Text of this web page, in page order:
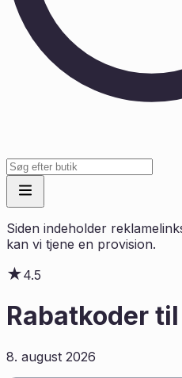
Siden indeholder
kan vi tjene en provision.
★4.5
Rabatkoder til
8. august 2026